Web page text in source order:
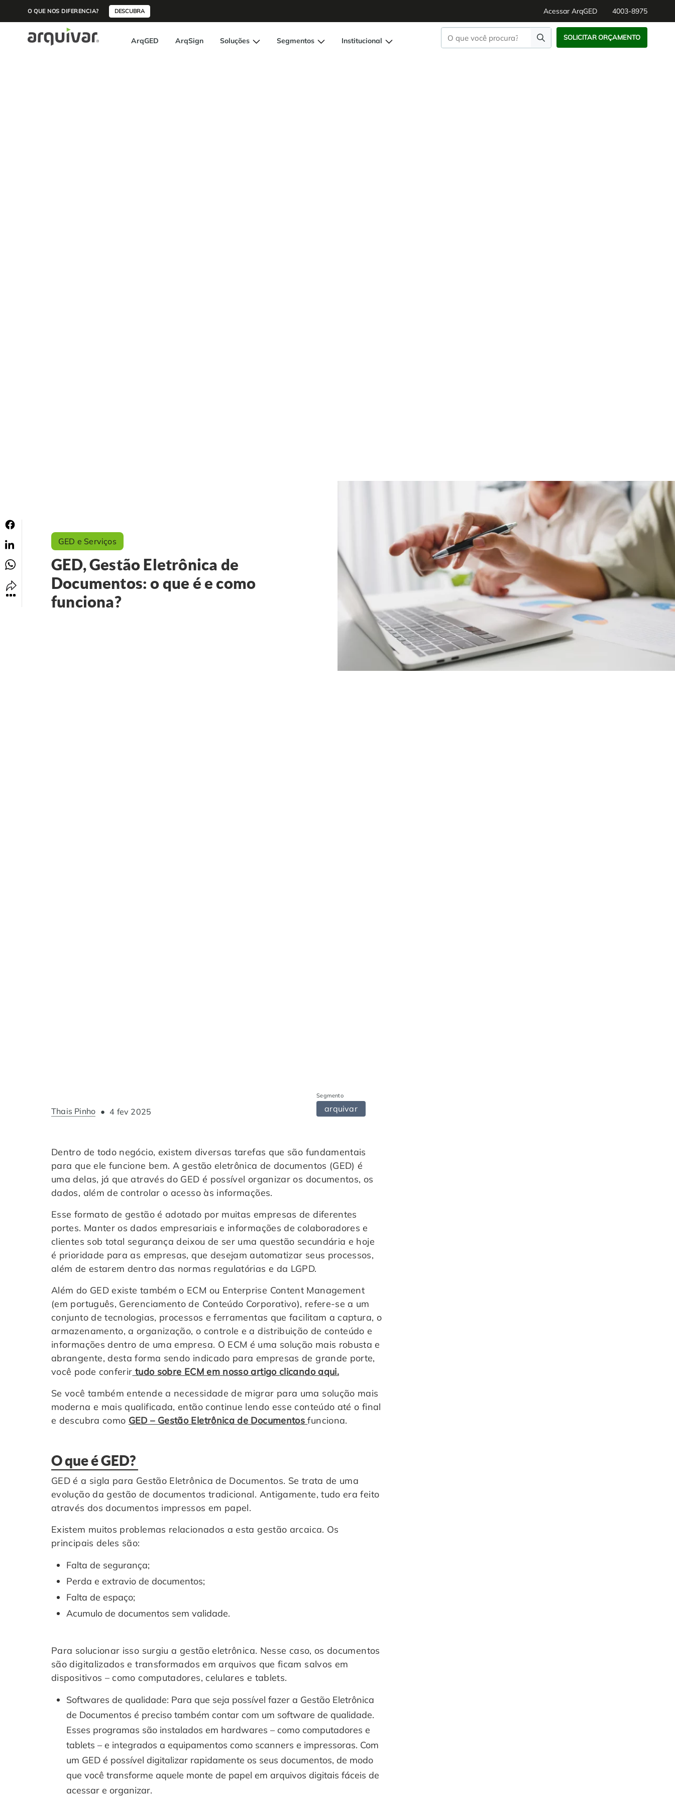
O QUE NOS DIFERENCIA? DESCUBRA Acessar ArqGED 4003-8975
ArqGED ArqSign Soluções Segmentos Institucional SOLICITAR ORÇAMENTO
GED e Serviços
GED, Gestão Eletrônica de
Documentos: o que é e como
funciona?
Thais Pinho • 4 fev 2025
Segmento
arquivar
Dentro de todo negócio, existem diversas tarefas que são fundamentais
para que ele funcione bem. A gestão eletrônica de documentos (GED) é
uma delas, já que através do GED é possível organizar os documentos, os
dados, além de controlar o acesso às informações.
Esse formato de gestão é adotado por muitas empresas de diferentes
portes. Manter os dados empresariais e informações de colaboradores e
clientes sob total segurança deixou de ser uma questão secundária e hoje
é prioridade para as empresas, que desejam automatizar seus processos,
além de estarem dentro das normas regulatórias e da LGPD.
Além do GED existe também o ECM ou Enterprise Content Management
(em português, Gerenciamento de Conteúdo Corporativo), refere-se a um
conjunto de tecnologias, processos e ferramentas que facilitam a captura, o
armazenamento, a organização, o controle e a distribuição de conteúdo e
informações dentro de uma empresa. O ECM é uma solução mais robusta e
abrangente, desta forma sendo indicado para empresas de grande porte,
você pode conferir tudo sobre ECM em nosso artigo clicando aqui.
Se você também entende a necessidade de migrar para uma solução mais
moderna e mais qualificada, então continue lendo esse conteúdo até o final
e descubra como GED – Gestão Eletrônica de Documentosfunciona.
O que é GED?
GED é a sigla para Gestão Eletrônica de Documentos. Se trata de uma
evolução da gestão de documentos tradicional. Antigamente, tudo era feito
através dos documentos impressos em papel.
Existem muitos problemas relacionados a esta gestão arcaica. Os
principais deles são:
Falta de segurança;
Perda e extravio de documentos;
Falta de espaço;
Acumulo de documentos sem validade.
Para solucionar isso surgiu a gestão eletrônica. Nesse caso, os documentos
são digitalizados e transformados em arquivos que ficam salvos em
dispositivos – como computadores, celulares e tablets.
Softwares de qualidade: Para que seja possível fazer a Gestão Eletrônica
de Documentos é preciso também contar com um software de qualidade.
Esses programas são instalados em hardwares – como computadores e
tablets – e integrados a equipamentos como scanners e impressoras. Com
um GED é possível digitalizar rapidamente os seus documentos, de modo
que você transforme aquele monte de papel em arquivos digitais fáceis de
acessar e organizar.